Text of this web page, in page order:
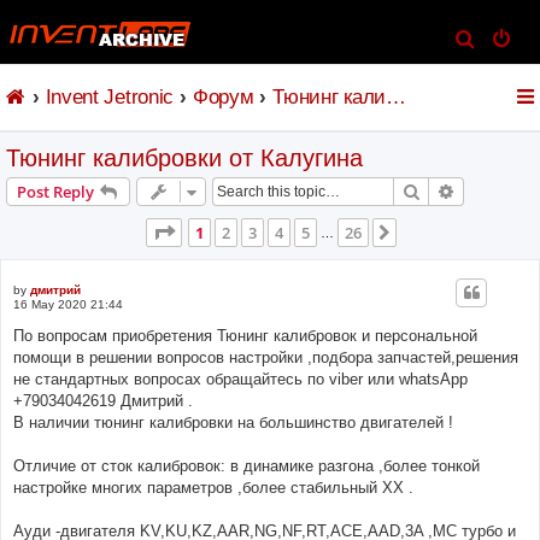
e
Invent Jetronic Форум Тюнинг калибровки от Калугина
Тюнинг калибровки от Калугина
Post Reply Search
Page
1of 26
1 2 3 4 5 26
by дмитрий
16 May 2020 21:44
По вопросам приобретения Тюнинг калибровок и персональной
помощи в решении вопросов настройки ,подбора запчастей,решения
не стандартных вопросах обращайтесь по viber или whatsApp
+79034042619 Дмитрий .
В наличии тюнинг калибровки на большинство двигателей !
Отличие от сток калибровок: в динамике разгона ,более тонкой
настройке многих параметров ,более стабильный ХХ .
Ауди -двигателя KV,KU,KZ,AAR,NG,NF,RT,ACE,AAD,3A ,МС турбо и